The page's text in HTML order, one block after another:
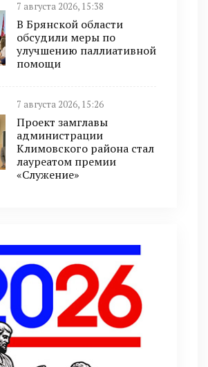
7 августа 2026, 15:38
В Брянской области
обсудили меры по
улучшению паллиативной
помощи
7 августа 2026, 15:26
Проект замглавы
администрации
Климовского района стал
лауреатом премии
«Служение»